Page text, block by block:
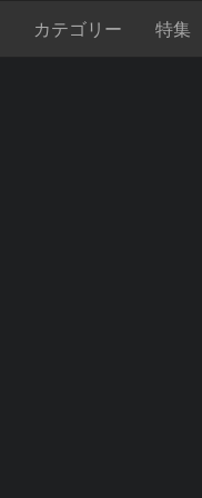
カテゴリー 特集